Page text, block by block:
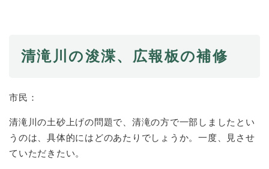
清滝川の浚渫、広報板の補修
市民：
清滝川の土砂上げの問題で、清滝の方で一部しましたとい
うのは、具体的にはどのあたりでしょうか。一度、見させ
ていただきたい。